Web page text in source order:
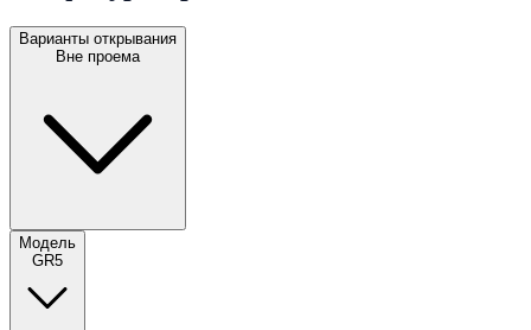
Варианты открывания
Вне проема
Модель
GR5